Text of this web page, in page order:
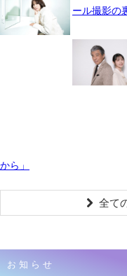
ール撮影の
から」
全て
お知らせ